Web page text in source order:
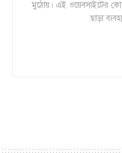
মুঠোয়। এই ওয়েবসাইটের
ছাড়া